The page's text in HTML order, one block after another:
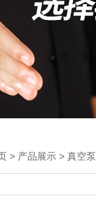
> 产品展示 > 真空泵